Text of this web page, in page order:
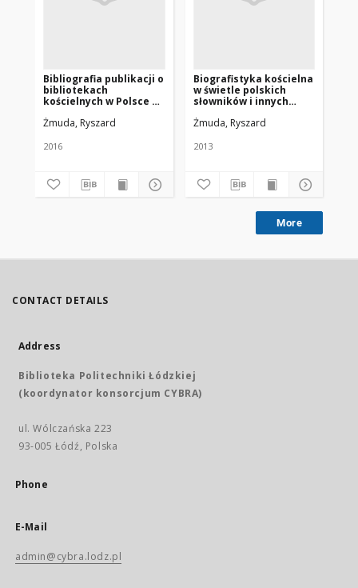
Bibliografia publikacji o
bibliotekach
kościelnych w Polsce za
Żmuda, Ryszard
2016
Biografistyka kościelna
w świetle polskich
słowników i innych
Żmuda, Ryszard
2013
More
CONTACT DETAILS
Address
Biblioteka Politechniki Łódzkiej
(koordynator konsorcjum CYBRA)
ul. Wólczańska 223
93-005 Łódź, Polska
Phone
E-Mail
admin@cybra.lodz.pl